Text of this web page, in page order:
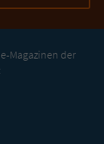
Magazinen der